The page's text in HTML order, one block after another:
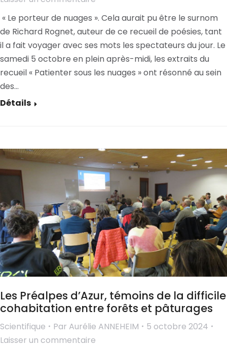
« Le porteur de nuages ». Cela aurait pu être le surnom
de Richard Rognet, auteur de ce recueil de poésies, tant
il a fait voyager avec ses mots les spectateurs du jour. Le
samedi 5 octobre en plein après-midi, les extraits du
recueil « Patienter sous les nuages » ont résonné au sein
des…
Détails
Les Préalpes d’Azur, témoins de la difficile
cohabitation entre forêts et pâturages
Scientifique Par Aurélie ANNEHEIM
5 octobre 2024
Laisser un commentaire